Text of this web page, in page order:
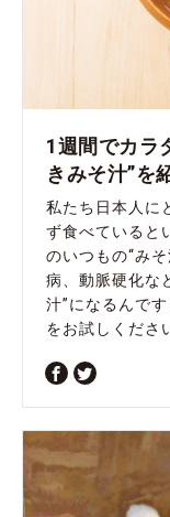
1週間でカラ
きみそ汁”を
私たち日本人に
ず食べていると
のいつもの“み
病、動脈硬化な
汁”になるんで
をお試しくださ